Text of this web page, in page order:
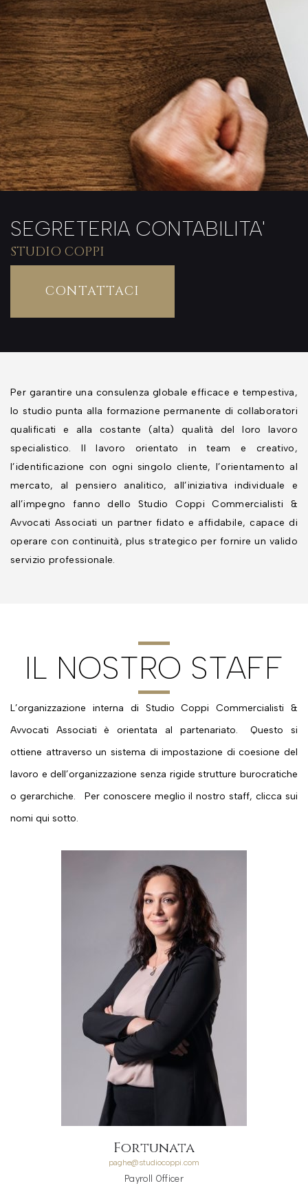
SEGRETERIA CONTABILITA'
STUDIO COPPI
CONTATTACI
Per garantire una consulenza globale efficace e tempestiva,
lo studio punta alla formazione permanente di collaboratori
qualificati e alla costante (alta) qualità del loro lavoro
specialistico. Il lavoro orientato in team e creativo,
l’identificazione con ogni singolo cliente, l’orientamento al
mercato, al pensiero analitico, all’iniziativa individuale e
all’impegno fanno dello Studio Coppi Commercialisti &
Avvocati Associati un partner fidato e affidabile, capace di
operare con continuità, plus strategico per fornire un valido
servizio professionale.
IL NOSTRO STAFF
L’organizzazione interna di Studio Coppi Commercialisti &
Avvocati Associati è orientata al partenariato. Questo si
ottiene attraverso un sistema di impostazione di coesione del
lavoro e dell’organizzazione senza rigide strutture burocratiche
o gerarchiche. Per conoscere meglio il nostro staff, clicca sui
nomi qui sotto.
Fortunata
paghe@studiocoppi.com
Payroll Officer